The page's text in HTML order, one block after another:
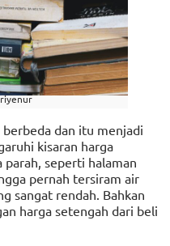
dan itu menjadi
kisaran harga
parah, seperti halaman
pernah tersiram air
sangat rendah. Bahkan
harga setengah dari beli